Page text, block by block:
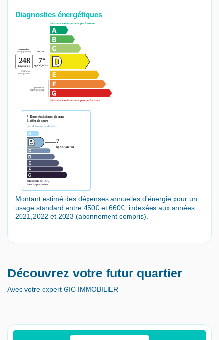
Diagnostics énergétiques
Montant estimé des dépenses annuelles d'énergie pour un
usage standard entre 450€ et 660€. indexées aux années
2021,2022 et 2023 (abonnement compris).
Découvrez votre futur quartier
Avec votre expert GIC IMMOBILIER